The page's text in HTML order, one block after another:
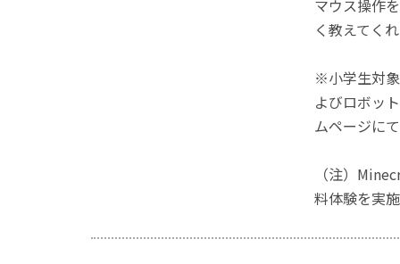
マウス操作
く教えてく
※小学生対
よびロボッ
ムページに
（注）
料体験を実